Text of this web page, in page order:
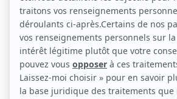
Personnages
Montréal, ville ouverte Constable Donat Garant
Entre chien et loup
( Hubert Valois
Poivre et sel(Administrateur1983)